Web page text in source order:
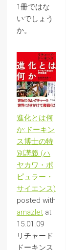
1冊ではな
いでしょう
か。
進化とは何
か:ドーキン
ス博士の特
別講義 (ハ
ヤカワ・ポ
ピュラー・
サイエンス)
posted with
amazlet at
15.01.09
リチャード
ドーキンス